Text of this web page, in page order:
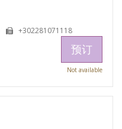
+302281071118
预订
Not available